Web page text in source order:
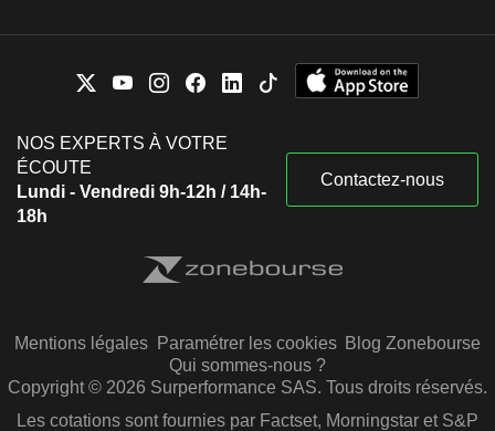
NOS EXPERTS À VOTRE
ÉCOUTE
Lundi - Vendredi 9h-12h / 14h-
18h
Contactez-nous
Mentions légales Paramétrer les cookies Blog Zonebourse
Qui sommes-nous ?
Copyright © 2026 Surperformance SAS. Tous droits réservés.
Les cotations sont fournies par Factset, Morningstar et S&P